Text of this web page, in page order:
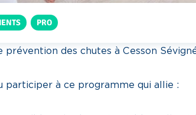
PRO
des chutes à Cesson
participer à ce programme qui allie :